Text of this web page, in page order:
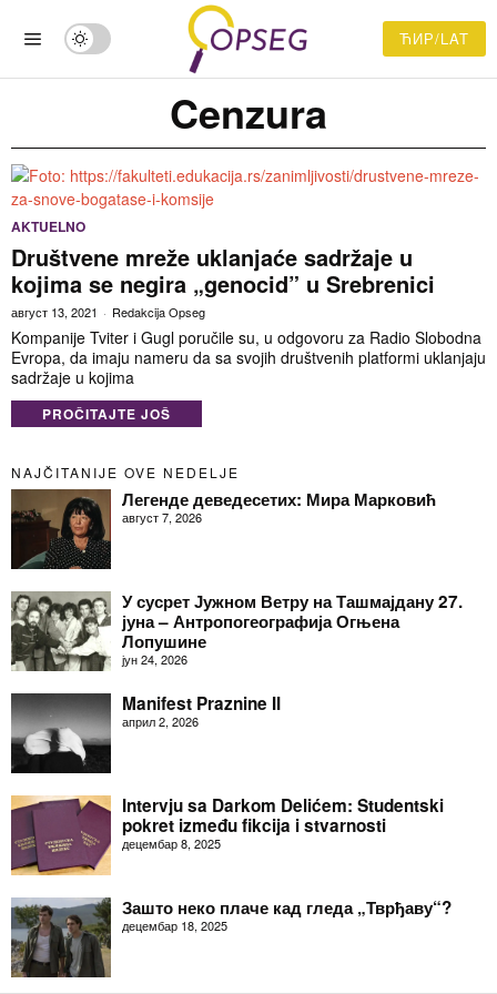
ЋИР/LAT
Cenzura
AKTUELNO
Društvene mreže uklanjaće sadržaje u
kojima se negira „genocid” u Srebrenici
август 13, 2021 Redakcija Opseg
Kompanije Tviter i Gugl poručile su, u odgovoru za Radio Slobodna
Evropa, da imaju nameru da sa svojih društvenih platformi uklanjaju
sadržaje u kojima
PROČITAJTE JOŠ
NAJČITANIJE OVE NEDELJE
Легенде деведесетих: Мира Марковић
август 7, 2026
У сусрет Јужном Ветру на Ташмајдану 27.
јуна – Антропогеографија Огњена
Лопушине
јун 24, 2026
Manifest Praznine II
април 2, 2026
Intervju sa Darkom Delićem: Studentski
pokret između fikcija i stvarnosti
децембар 8, 2025
Зашто неко плаче кад гледа „Тврђаву“?
децембар 18, 2025